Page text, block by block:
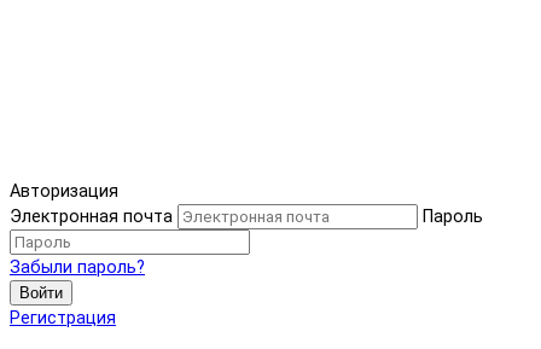
Авторизация
Электронная почта
Пароль
Забыли пароль?
Войти
Регистрация